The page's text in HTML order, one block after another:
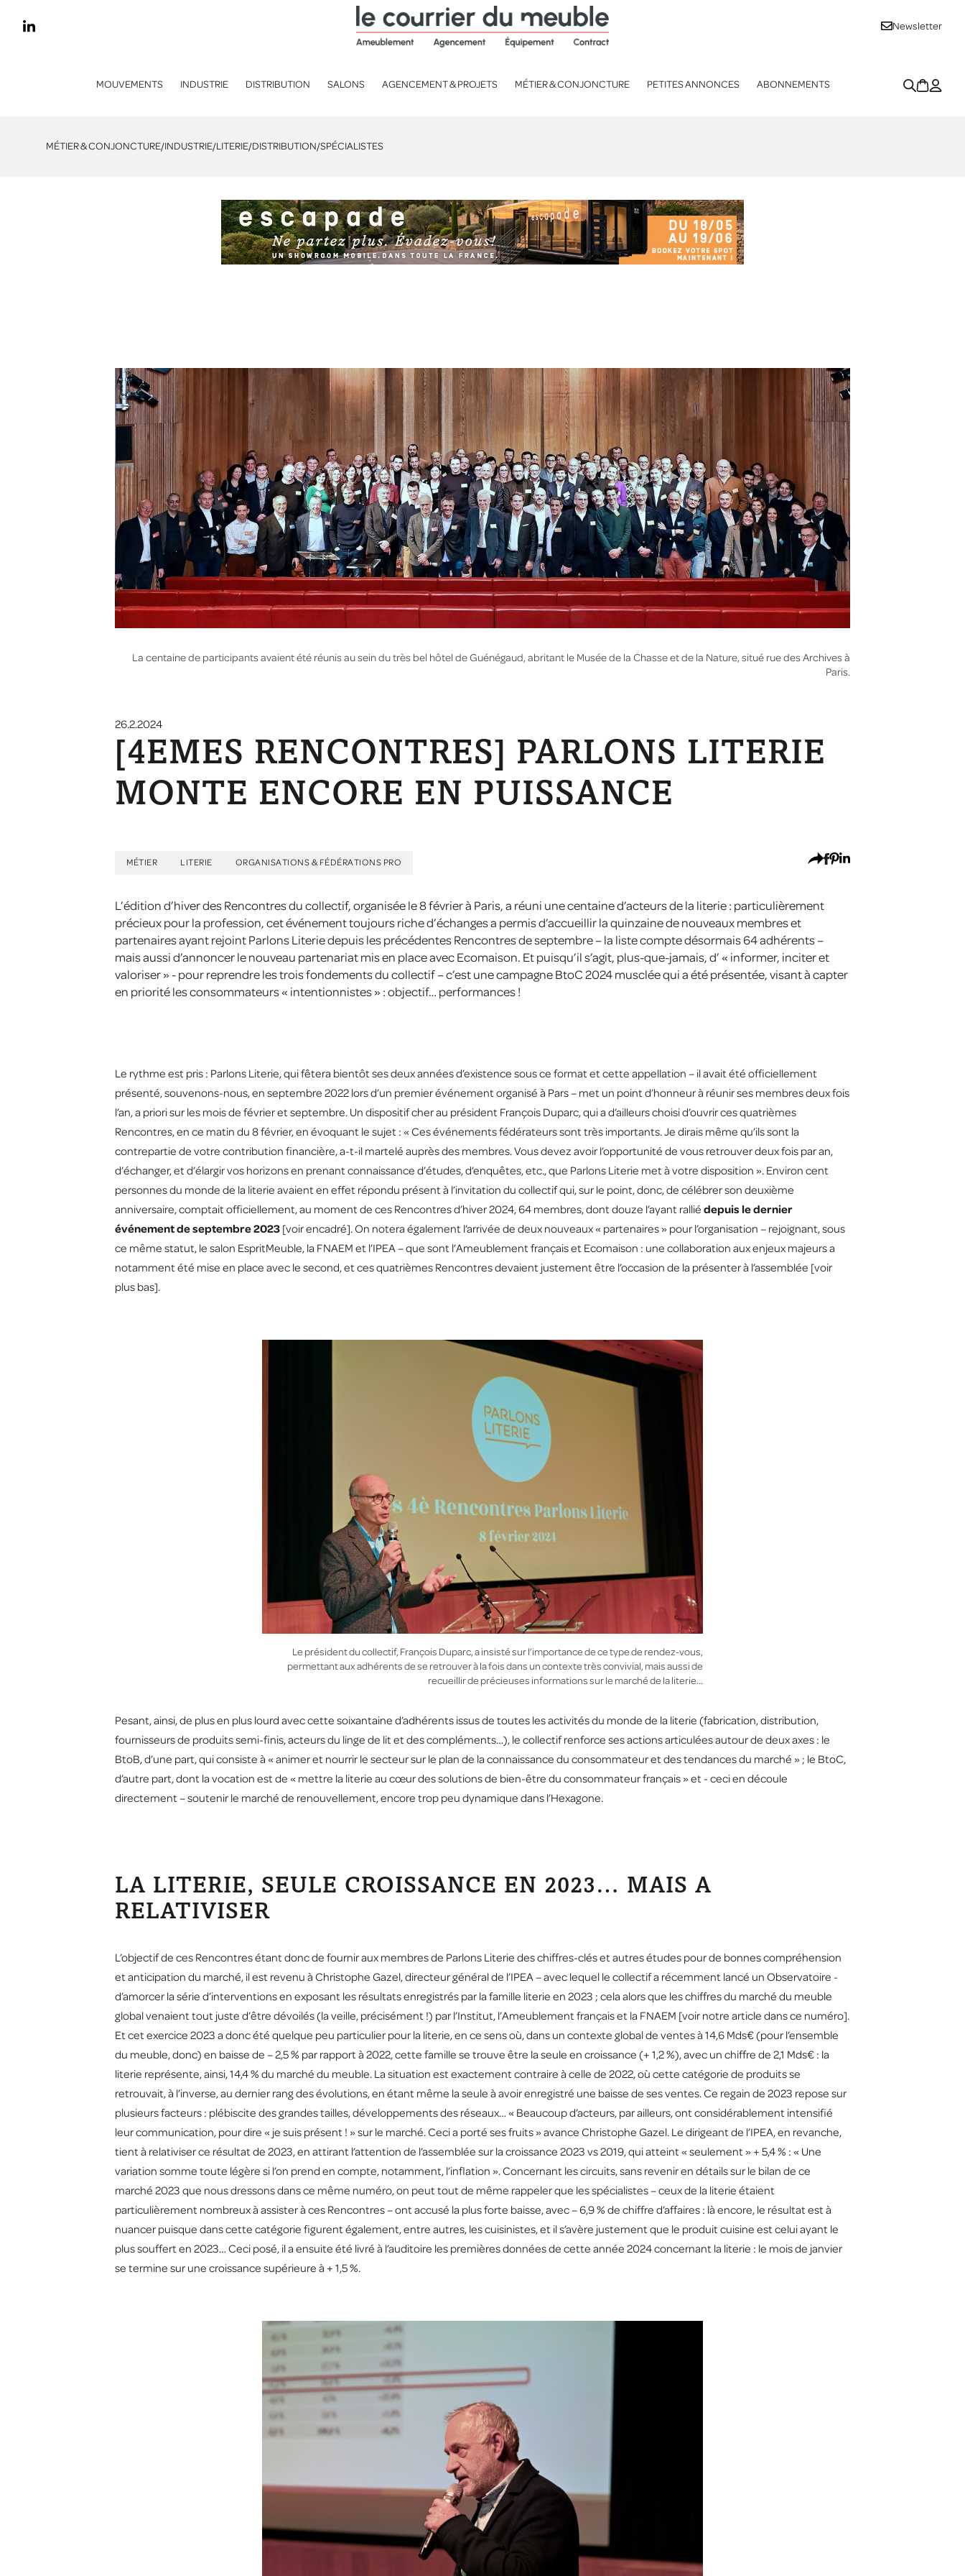
Newsletter
MOUVEMENTS INDUSTRIE DISTRIBUTION SALONS AGENCEMENT & PROJETS MÉTIER & CONJONCTURE PETITES ANNONCES ABONNEMENTS
MÉTIER & CONJONCTURE/INDUSTRIE/LITERIE/DISTRIBUTION/SPÉCIALISTES
La centaine de participants avaient été réunis au sein du très bel hôtel de Guénégaud, abritant le Musée de la Chasse et de la Nature, situé rue des Archives à
Paris.
26.2.2024
[4EMES RENCONTRES] PARLONS LITERIE
MONTE ENCORE EN PUISSANCE
MÉTIER LITERIE ORGANISATIONS & FÉDÉRATIONS PRO
L’édition d’hiver des Rencontres du collectif, organisée le 8 février à Paris, a réuni une centaine d’acteurs de la literie : particulièrement
précieux pour la profession, cet événement toujours riche d’échanges a permis d’accueillir la quinzaine de nouveaux membres et
partenaires ayant rejoint Parlons Literie depuis les précédentes Rencontres de septembre – la liste compte désormais 64 adhérents –
mais aussi d’annoncer le nouveau partenariat mis en place avec Ecomaison. Et puisqu’il s’agit, plus-que-jamais, d’ « informer, inciter et
valoriser » - pour reprendre les trois fondements du collectif – c’est une campagne BtoC 2024 musclée qui a été présentée, visant à capter
en priorité les consommateurs « intentionnistes » : objectif… performances !
Le rythme est pris : Parlons Literie, qui fêtera bientôt ses deux années d’existence sous ce format et cette appellation – il avait été officiellement
présenté, souvenons-nous, en septembre 2022 lors d’un premier événement organisé à Pars – met un point d’honneur à réunir ses membres deux fois
l’an, a priori sur les mois de février et septembre. Un dispositif cher au président François Duparc, qui a d’ailleurs choisi d’ouvrir ces quatrièmes
Rencontres, en ce matin du 8 février, en évoquant le sujet : « Ces événements fédérateurs sont très importants. Je dirais même qu’ils sont la
contrepartie de votre contribution financière, a-t-il martelé auprès des membres. Vous devez avoir l’opportunité de vous retrouver deux fois par an,
d’échanger, et d’élargir vos horizons en prenant connaissance d’études, d’enquêtes, etc., que Parlons Literie met à votre disposition ». Environ cent
personnes du monde de la literie avaient en effet répondu présent à l’invitation du collectif qui, sur le point, donc, de célébrer son deuxième
anniversaire, comptait officiellement, au moment de ces Rencontres d’hiver 2024, 64 membres, dont douze l’ayant rallié depuis le dernier
événement de septembre 2023 [voir encadré]. On notera également l’arrivée de deux nouveaux « partenaires » pour l’organisation – rejoignant, sous
ce même statut, le salon EspritMeuble, la FNAEM et l’IPEA – que sont l’Ameublement français et Ecomaison : une collaboration aux enjeux majeurs a
notamment été mise en place avec le second, et ces quatrièmes Rencontres devaient justement être l’occasion de la présenter à l’assemblée [voir
plus bas].
Le président du collectif, François Duparc, a insisté sur l’importance de ce type de rendez-vous,
permettant aux adhérents de se retrouver à la fois dans un contexte très convivial, mais aussi de
recueillir de précieuses informations sur le marché de la literie…
Pesant, ainsi, de plus en plus lourd avec cette soixantaine d’adhérents issus de toutes les activités du monde de la literie (fabrication, distribution,
fournisseurs de produits semi-finis, acteurs du linge de lit et des compléments…), le collectif renforce ses actions articulées autour de deux axes : le
BtoB, d’une part, qui consiste à « animer et nourrir le secteur sur le plan de la connaissance du consommateur et des tendances du marché » ; le BtoC,
d’autre part, dont la vocation est de « mettre la literie au cœur des solutions de bien-être du consommateur français » et - ceci en découle
directement – soutenir le marché de renouvellement, encore trop peu dynamique dans l’Hexagone.
LA LITERIE, SEULE CROISSANCE EN 2023… MAIS A
RELATIVISER
L’objectif de ces Rencontres étant donc de fournir aux membres de Parlons Literie des chiffres-clés et autres études pour de bonnes compréhension
et anticipation du marché, il est revenu à Christophe Gazel, directeur général de l’IPEA – avec lequel le collectif a récemment lancé un Observatoire -
d’amorcer la série d’interventions en exposant les résultats enregistrés par la famille literie en 2023 ; cela alors que les chiffres du marché du meuble
global venaient tout juste d’être dévoilés (la veille, précisément !) par l’Institut, l’Ameublement français et la FNAEM [voir notre article dans ce numéro].
Et cet exercice 2023 a donc été quelque peu particulier pour la literie, en ce sens où, dans un contexte global de ventes à 14,6 Mds€ (pour l’ensemble
du meuble, donc) en baisse de – 2,5 % par rapport à 2022, cette famille se trouve être la seule en croissance (+ 1,2 %), avec un chiffre de 2,1 Mds€ : la
literie représente, ainsi, 14,4 % du marché du meuble. La situation est exactement contraire à celle de 2022, où cette catégorie de produits se
retrouvait, à l’inverse, au dernier rang des évolutions, en étant même la seule à avoir enregistré une baisse de ses ventes. Ce regain de 2023 repose sur
plusieurs facteurs : plébiscite des grandes tailles, développements des réseaux… « Beaucoup d’acteurs, par ailleurs, ont considérablement intensifié
leur communication, pour dire « je suis présent ! » sur le marché. Ceci a porté ses fruits » avance Christophe Gazel. Le dirigeant de l’IPEA, en revanche,
tient à relativiser ce résultat de 2023, en attirant l’attention de l’assemblée sur la croissance 2023 vs 2019, qui atteint « seulement » + 5,4 % : « Une
variation somme toute légère si l’on prend en compte, notamment, l’inflation ». Concernant les circuits, sans revenir en détails sur le bilan de ce
marché 2023 que nous dressons dans ce même numéro, on peut tout de même rappeler que les spécialistes – ceux de la literie étaient
particulièrement nombreux à assister à ces Rencontres – ont accusé la plus forte baisse, avec – 6,9 % de chiffre d’affaires : là encore, le résultat est à
nuancer puisque dans cette catégorie figurent également, entre autres, les cuisinistes, et il s’avère justement que le produit cuisine est celui ayant le
plus souffert en 2023… Ceci posé, il a ensuite été livré à l’auditoire les premières données de cette année 2024 concernant la literie : le mois de janvier
se termine sur une croissance supérieure à + 1,5 %.